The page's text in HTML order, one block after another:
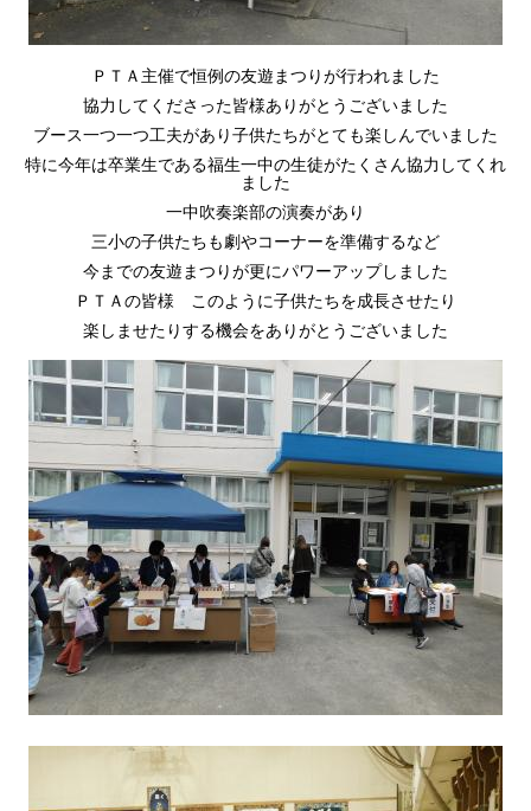
ＰＴＡ主催で恒例の友遊まつりが行われました
協力してくださった皆様ありがとうございました
ブース一つ一つ工夫があり子供たちがとても楽しんでいました
特に今年は卒業生である福生一中の生徒がたくさん協力してくれ
ました
一中吹奏楽部の演奏があり
三小の子供たちも劇やコーナーを準備するなど
今までの友遊まつりが更にパワーアップしました
ＰＴＡの皆様 このように子供たちを成長させたり
楽しませたりする機会をありがとうございました